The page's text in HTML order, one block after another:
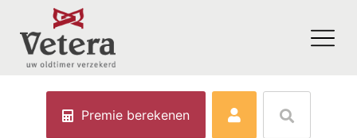
Premie berekenen